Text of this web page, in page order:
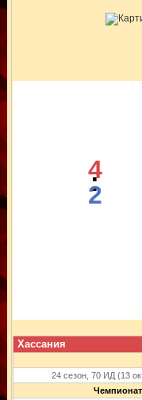
4
:
2
Хассания
24 сезон, 70 ИД (13